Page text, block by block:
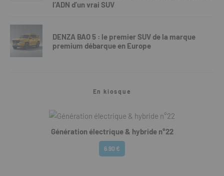
l’ADN d’un vrai SUV
DENZA BAO 5 : le premier SUV de la marque
premium débarque en Europe
En kiosque
Génération électrique & hybride n°22
6.90 €